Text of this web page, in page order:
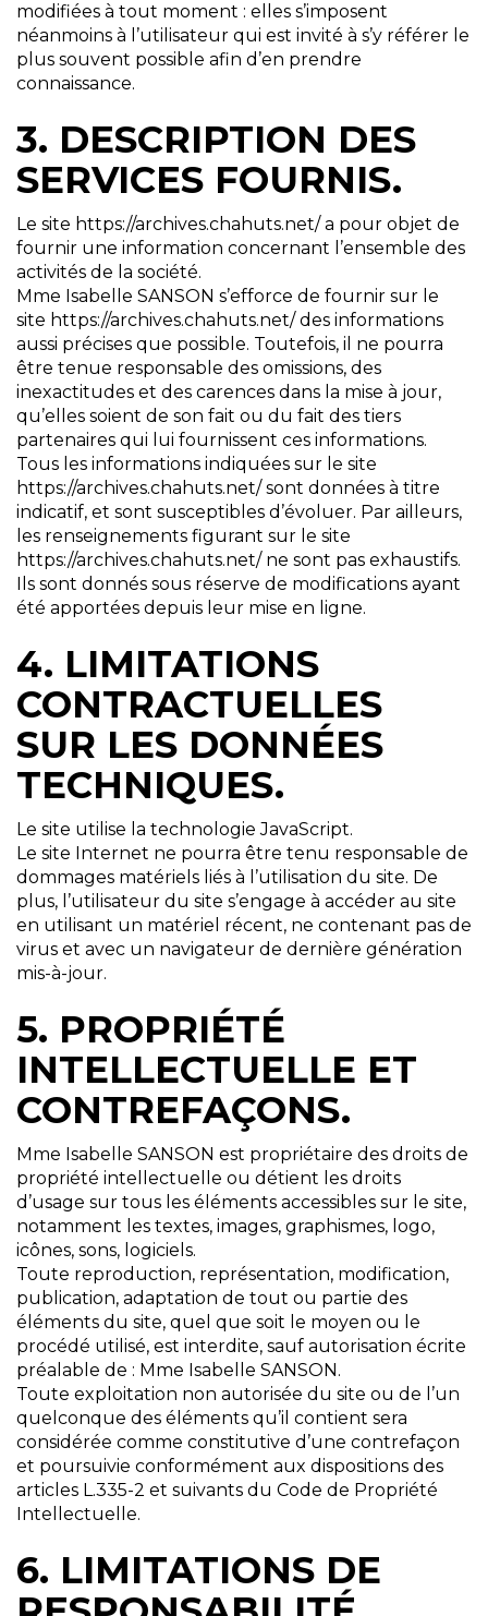
modifiées à tout moment : elles s’imposent
néanmoins à l’utilisateur qui est invité à s’y référer le
plus souvent possible afin d’en prendre
connaissance.
3. DESCRIPTION DES
SERVICES FOURNIS.
Le site https://archives.chahuts.net/ a pour objet de
fournir une information concernant l’ensemble des
activités de la société.
Mme Isabelle SANSON s’efforce de fournir sur le
site https://archives.chahuts.net/ des informations
aussi précises que possible. Toutefois, il ne pourra
être tenue responsable des omissions, des
inexactitudes et des carences dans la mise à jour,
qu’elles soient de son fait ou du fait des tiers
partenaires qui lui fournissent ces informations.
Tous les informations indiquées sur le site
https://archives.chahuts.net/ sont données à titre
indicatif, et sont susceptibles d’évoluer. Par ailleurs,
les renseignements figurant sur le site
https://archives.chahuts.net/ ne sont pas exhaustifs.
Ils sont donnés sous réserve de modifications ayant
été apportées depuis leur mise en ligne.
4. LIMITATIONS
CONTRACTUELLES
SUR LES DONNÉES
TECHNIQUES.
Le site utilise la technologie JavaScript.
Le site Internet ne pourra être tenu responsable de
dommages matériels liés à l’utilisation du site. De
plus, l’utilisateur du site s’engage à accéder au site
en utilisant un matériel récent, ne contenant pas de
virus et avec un navigateur de dernière génération
mis-à-jour.
5. PROPRIÉTÉ
INTELLECTUELLE ET
CONTREFAÇONS.
Mme Isabelle SANSON est propriétaire des droits de
propriété intellectuelle ou détient les droits
d’usage sur tous les éléments accessibles sur le site,
notamment les textes, images, graphismes, logo,
icônes, sons, logiciels.
Toute reproduction, représentation, modification,
publication, adaptation de tout ou partie des
éléments du site, quel que soit le moyen ou le
procédé utilisé, est interdite, sauf autorisation écrite
préalable de : Mme Isabelle SANSON.
Toute exploitation non autorisée du site ou de l’un
quelconque des éléments qu’il contient sera
considérée comme constitutive d’une contrefaçon
et poursuivie conformément aux dispositions des
articles L.335-2 et suivants du Code de Propriété
Intellectuelle.
6. LIMITATIONS DE